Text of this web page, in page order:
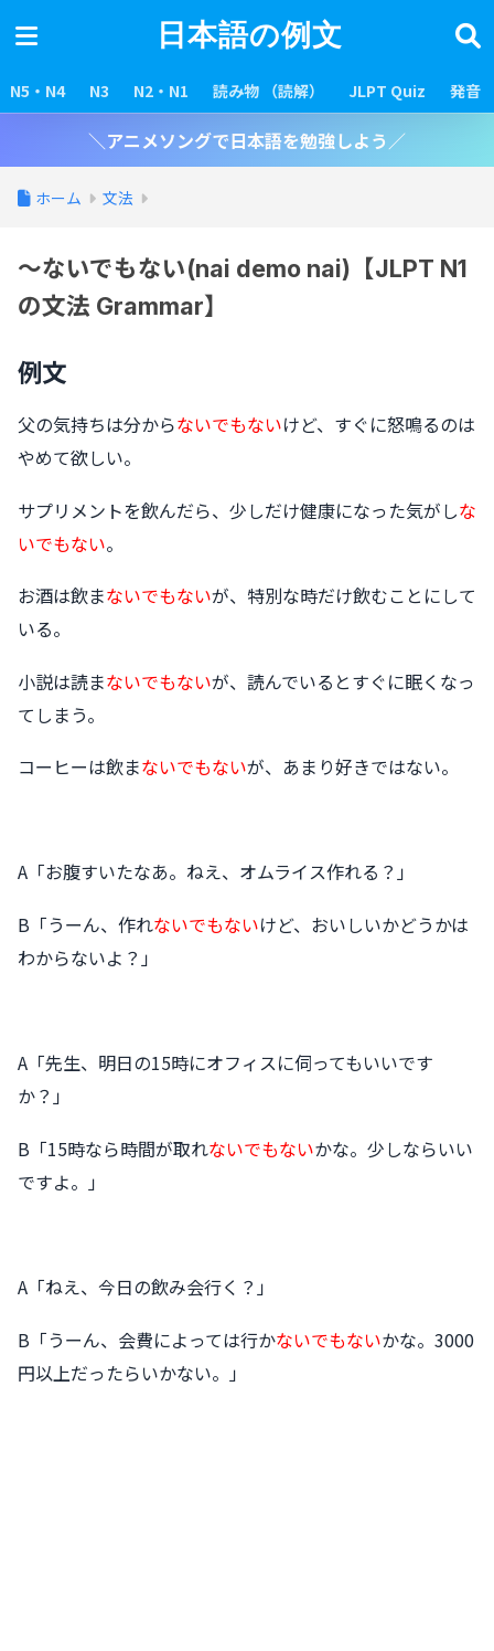
日本語の例文
N5・N4 N3 N2・N1 読み物 （読解） JLPT Quiz 発音
＼アニメソングで日本語を勉強しよう／
ホーム 文法
〜ないでもない(nai demo nai)【JLPT N1
の文法 Grammar】
例文
父の気持ちは分からないでもないけど、すぐに怒鳴るのは
やめて欲しい。
サプリメントを飲んだら、少しだけ健康になった気がしな
いでもない。
お酒は飲まないでもないが、特別な時だけ飲むことにして
いる。
小説は読まないでもないが、読んでいるとすぐに眠くなっ
てしまう。
コーヒーは飲まないでもないが、あまり好きではない。
A「お腹すいたなあ。ねえ、オムライス作れる？」
B「うーん、作れないでもないけど、おいしいかどうかは
わからないよ？」
A「先生、明日の15時にオフィスに伺ってもいいです
か？」
B「15時なら時間が取れないでもないかな。少しならいい
ですよ。」
A「ねえ、今日の飲み会行く？」
B「うーん、会費によっては行かないでもないかな。3000
円以上だったらいかない。」